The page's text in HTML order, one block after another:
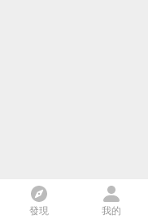
發現 我的